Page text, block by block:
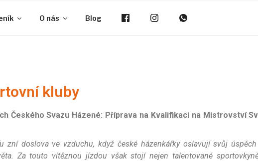
O nás Blog
kluby
Českého Svazu Házené: Příprava na Kvalifikaci na Mistrovství
zní doslova ve vzduchu, když české házenkářky oslavují svůj
Za touto vítěznou jízdou však stojí nejen talentované